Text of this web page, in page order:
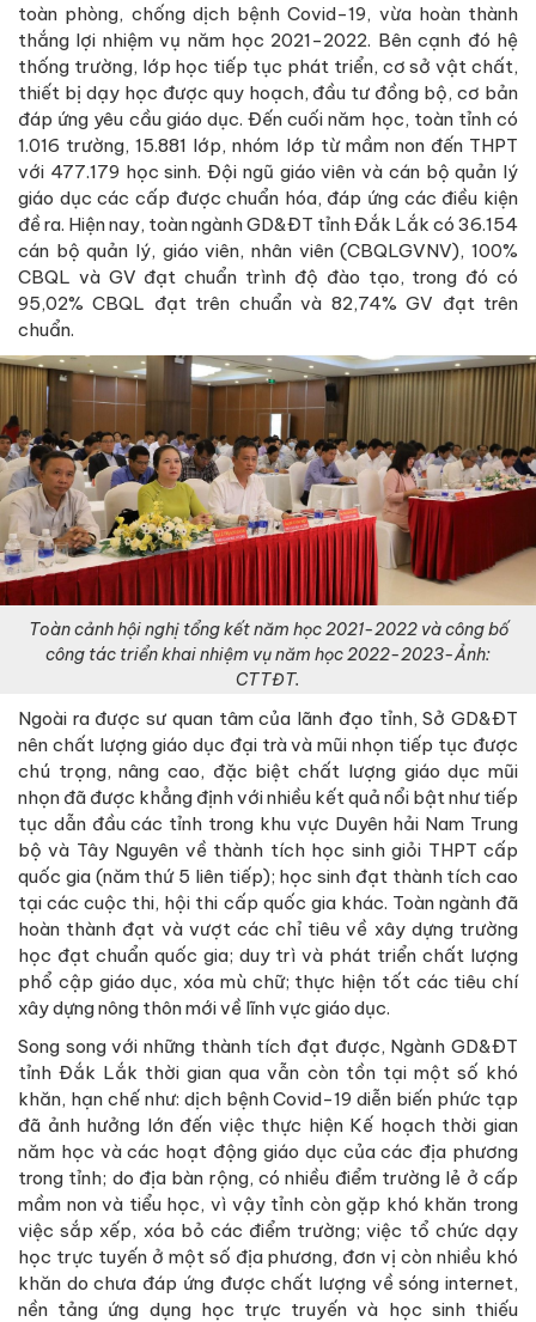
toàn phòng, chống dịch bệnh Covid-19, vừa hoàn thành
thắng lợi nhiệm vụ năm học 2021-2022. Bên cạnh đó hệ
thống trường, lớp học tiếp tục phát triển, cơ sở vật chất,
thiết bị dạy học được quy hoạch, đầu tư đồng bộ, cơ bản
đáp ứng yêu cầu giáo dục. Đến cuối năm học, toàn tỉnh có
1.016 trường, 15.881 lớp, nhóm lớp từ mầm non đến THPT
với 477.179 học sinh. Đội ngũ giáo viên và cán bộ quản lý
giáo dục các cấp được chuẩn hóa, đáp ứng các điều kiện
đề ra. Hiện nay, toàn ngành GD&ĐT tỉnh Đắk Lắk có 36.154
cán bộ quản lý, giáo viên, nhân viên (CBQLGVNV), 100%
CBQL và GV đạt chuẩn trình độ đào tạo, trong đó có
95,02% CBQL đạt trên chuẩn và 82,74% GV đạt trên
chuẩn.
Toàn cảnh hội nghị tổng kết năm học 2021-2022 và công bố
công tác triển khai nhiệm vụ năm học 2022-2023-Ảnh:
CTTĐT.
Ngoài ra được sư quan tâm của lãnh đạo tỉnh, Sở GD&ĐT
nên chất lượng giáo dục đại trà và mũi nhọn tiếp tục được
chú trọng, nâng cao, đặc biệt chất lượng giáo dục mũi
nhọn đã được khẳng định với nhiều kết quả nổi bật như tiếp
tục dẫn đầu các tỉnh trong khu vực Duyên hải Nam Trung
bộ và Tây Nguyên về thành tích học sinh giỏi THPT cấp
quốc gia (năm thứ 5 liên tiếp); học sinh đạt thành tích cao
tại các cuộc thi, hội thi cấp quốc gia khác. Toàn ngành đã
hoàn thành đạt và vượt các chỉ tiêu về xây dựng trường
học đạt chuẩn quốc gia; duy trì và phát triển chất lượng
phổ cập giáo dục, xóa mù chữ; thực hiện tốt các tiêu chí
xây dựng nông thôn mới về lĩnh vực giáo dục.
Song song với những thành tích đạt được, Ngành GD&ĐT
tỉnh Đắk Lắk thời gian qua vẫn còn tồn tại một số khó
khăn, hạn chế như: dịch bệnh Covid-19 diễn biến phức tạp
đã ảnh hưởng lớn đến việc thực hiện Kế hoạch thời gian
năm học và các hoạt động giáo dục của các địa phương
trong tỉnh; do địa bàn rộng, có nhiều điểm trường lẻ ở cấp
mầm non và tiểu học, vì vậy tỉnh còn gặp khó khăn trong
việc sắp xếp, xóa bỏ các điểm trường; việc tổ chức dạy
học trực tuyến ở một số địa phương, đơn vị còn nhiều khó
khăn do chưa đáp ứng được chất lượng về sóng internet,
nền tảng ứng dụng học trực truyến và học sinh thiếu